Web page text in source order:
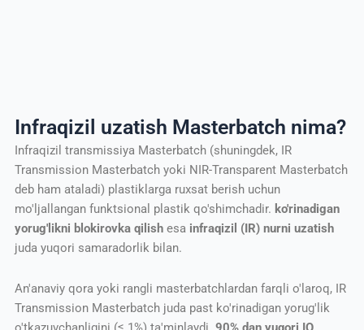
Infraqizil uzatish Masterbatch nima?
Infraqizil transmissiya Masterbatch (shuningdek, IR
Transmission Masterbatch yoki NIR-Transparent Masterbatch
deb ham ataladi) plastiklarga ruxsat berish uchun
mo'ljallangan funktsional plastik qo'shimchadir. ko'rinadigan
yorug'likni blokirovka qilishesa infraqizil (IR) nurni uzatish
juda yuqori samaradorlik bilan.
An'anaviy qora yoki rangli masterbatchlardan farqli o'laroq, IR
Transmission Masterbatch juda past ko'rinadigan yorug'lik